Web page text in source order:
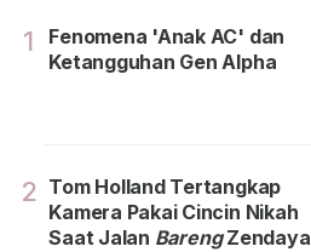
1
Fenomena 'Anak AC' dan
Ketangguhan Gen Alpha
2 Tom Holland Tertangkap
Kamera Pakai Cincin Nikah
Saat Jalan BarengZendaya